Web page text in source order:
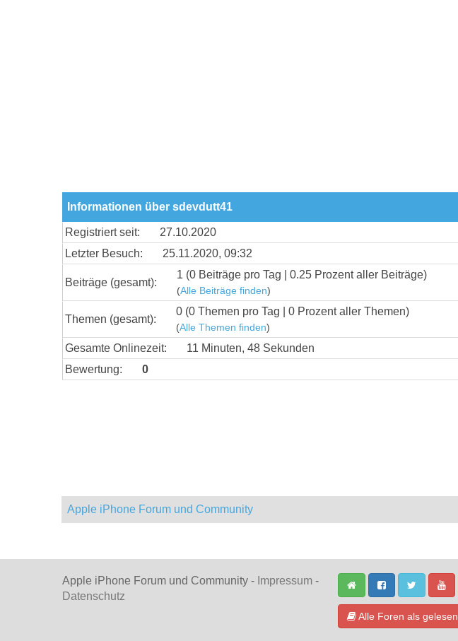
Informationen über sdevdutt41
Registriert seit:
27.10.2020
Letzter Besuch:
25.11.2020, 09:32
Beiträge (gesamt):
1 (0 Beiträge pro Tag | 0.25 Prozent aller Beiträge)
(Alle Beiträge finden)
Themen (gesamt):
0 (0 Themen pro Tag | 0 Prozent aller Themen)
(Alle Themen finden)
Gesamte Onlinezeit:
11 Minuten, 48 Sekunden
Bewertung:
0
Apple iPhone Forum und Community
Apple iPhone Forum und Community - Impressum -
Datenschutz
Alle Foren als